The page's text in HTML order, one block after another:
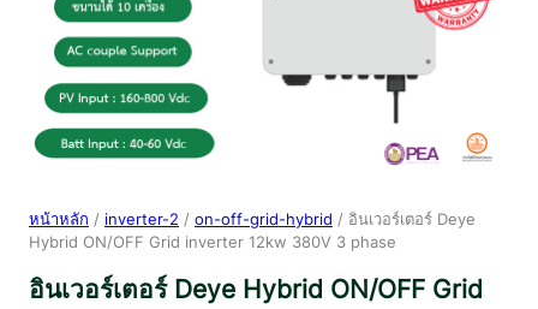
หน้าหลัก / inverter-2 / on-off-grid-hybrid / อินเวอร์เตอร์ Deye
Hybrid ON/OFF Grid inverter 12kw 380V 3 phase
อินเวอร์เตอร์ Deye Hybrid ON/OFF Grid